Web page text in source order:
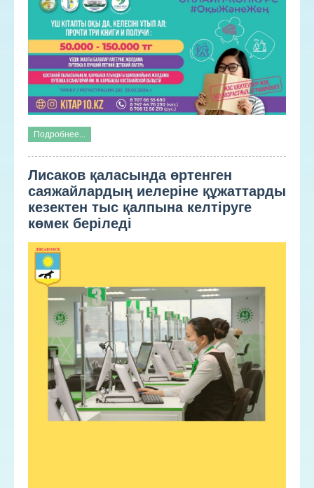
Подробнее...
Лисаков қаласында өртенген
саяжайлардың иелеріне құжаттарды
кезектен тыс қалпына келтіруге
көмек беріледі